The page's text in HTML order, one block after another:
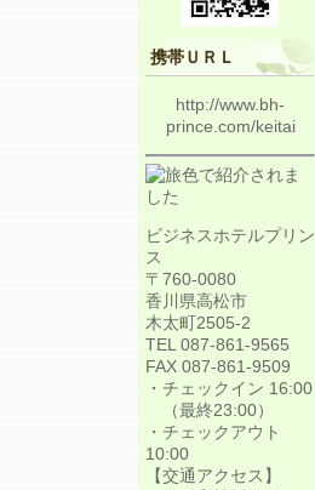
携帯ＵＲＬ
http://www.bh-
prince.com/keitai
ビジネスホテルプリン
ス
〒760-0080
香川県高松市
木太町2505-2
TEL 087-861-9565
FAX 087-861-9509
・チェックイン 16:00
（最終23:00）
・チェックアウト
10:00
【交通アクセス】